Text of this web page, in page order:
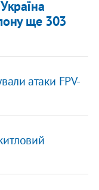
ще 303
атаки FPV-